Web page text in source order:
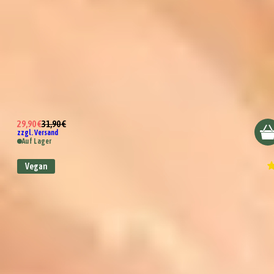
29,90 €31,90 €
zzgl. Versand
Auf Lager
Vegan